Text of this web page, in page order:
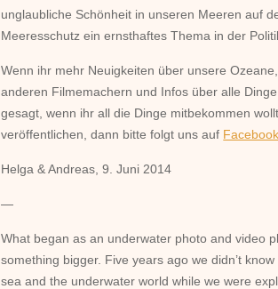
unglaubliche Schönheit in unseren Meeren auf
Meeresschutz ein ernsthaftes Thema in der
Wenn ihr mehr Neuigkeiten über unsere
anderen Filmemachern und Infos über alle
gesagt, wenn ihr all die Dinge mitbekommen
veröffentlichen, dann bitte folgt uns auf Facebook
Helga & Andreas, 9. Juni 2014
—
What began as an underwater photo and video
something bigger. Five years ago we didn’t
sea and the underwater world while we were